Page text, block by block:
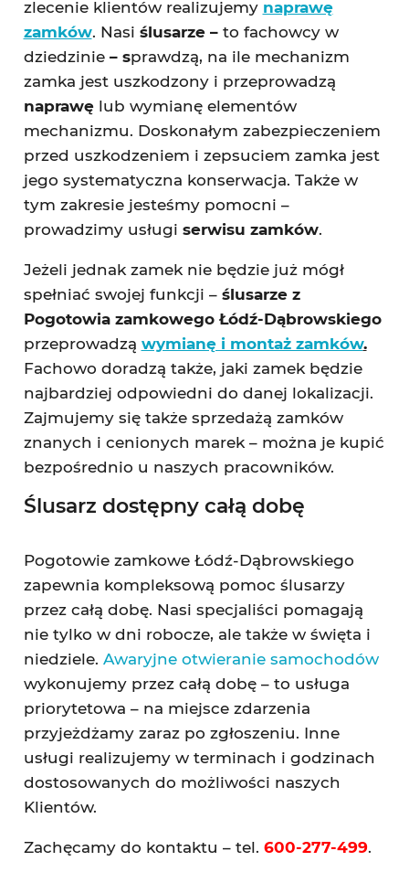
zlecenie klientów realizujemy naprawę
zamków. Nasi ślusarze – to fachowcy w
dziedzinie– sprawdzą, na ile mechanizm
zamka jest uszkodzony i przeprowadzą
naprawęlub wymianę elementów
mechanizmu. Doskonałym zabezpieczeniem
przed uszkodzeniem i zepsuciem zamka jest
jego systematyczna konserwacja. Także w
tym zakresie jesteśmy pomocni –
prowadzimy usługi serwisu zamków.
Jeżeli jednak zamek nie będzie już mógł
spełniać swojej funkcji – ślusarze z
Pogotowia zamkowego Łódź-Dąbrowskiego
przeprowadzą wymianę i montaż zamków.
Fachowo doradzą także, jaki zamek będzie
najbardziej odpowiedni do danej lokalizacji.
Zajmujemy się także sprzedażą zamków
znanych i cenionych marek – można je kupić
bezpośrednio u naszych pracowników.
Ślusarz dostępny całą dobę
Pogotowie zamkowe Łódź-Dąbrowskiego
zapewnia kompleksową pomoc ślusarzy
przez całą dobę. Nasi specjaliści pomagają
nie tylko w dni robocze, ale także w święta i
niedziele. Awaryjne otwieranie samochodów
wykonujemy przez całą dobę – to usługa
priorytetowa – na miejsce zdarzenia
przyjeżdżamy zaraz po zgłoszeniu. Inne
usługi realizujemy w terminach i godzinach
dostosowanych do możliwości naszych
Klientów.
Zachęcamy do kontaktu – tel. 600-277-499.